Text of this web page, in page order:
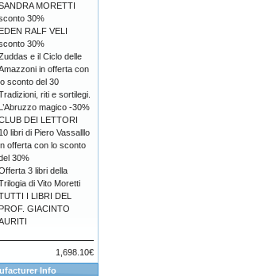
MORETTI
30%
EDEN RALF VELI
30%
e il Ciclo delle
in offerta con
sconto del 30
riti e sortilegi.
L’Abruzzo magico -30%
DEI LETTORI
10 libri di Piero Vassalllo
offerta con lo sconto
30%
3 libri della
di Vito Moretti
I LIBRI DEL
PROF. GIACINTO
1,698.10€
Info